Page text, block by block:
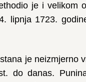
je i velikom
lipnja 1723.
je neizmjerno
do danas.